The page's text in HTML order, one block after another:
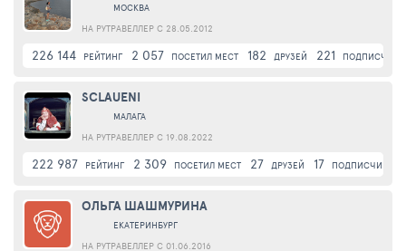
МОСКВА
НА РУТРАВЕЛЛЕР С 28.05.2012
226 144 РЕЙТИНГ 2 057 ПОСЕТИЛ МЕСТ 182 ДРУЗЕЙ 221 ПОДПИСЧИКИ
SCLAUENI
МАЛАГА
НА РУТРАВЕЛЛЕР С 19.08.2022
222 987 РЕЙТИНГ 2 309 ПОСЕТИЛ МЕСТ 27 ДРУЗЕЙ 17 ПОДПИСЧИКИ
ОЛЬГА ШАШМУРИНА
ЕКАТЕРИНБУРГ
НА РУТРАВЕЛЛЕР С 01.06.2016